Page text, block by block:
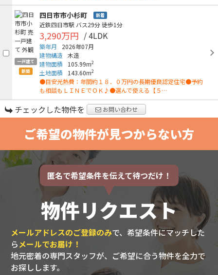
一戸建て
新築
四日市市小杉町 新着
近鉄四日市駅 バス29分徒歩1分
3,290万円 / 4LDK
築年月
2026年07月
建物構造 木造
建物面積
105.99m2
土地面積 143.60m2
●目安光熱費：年間約１８．０万円の長期優良認定住宅●予約
も相談もＬＩＮＥでＯＫ♪●選んで使える【５…
チェックした物件を お問い合わせ
ご希望の物件が見つからない方
匿名で希望条件を伝えて待つだけ！
物件リクエスト
メールアドレスのご登録のみで、希望条件にマッチした
らメールでお届け！
地元密着の専門スタッフが、ご希望に合う物件を全力で
お探しします。